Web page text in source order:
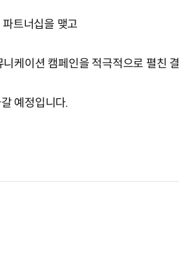
트너십을 맺고
케이션 캠페인을 적극적으로 펼친
예정입니다.